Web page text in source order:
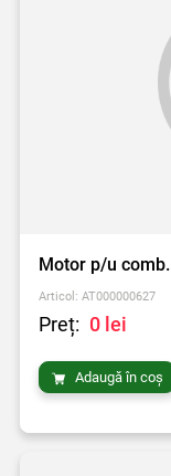
Motor p/u
Articol: AT000000627
Preț: 0 lei
Adaugă în coș